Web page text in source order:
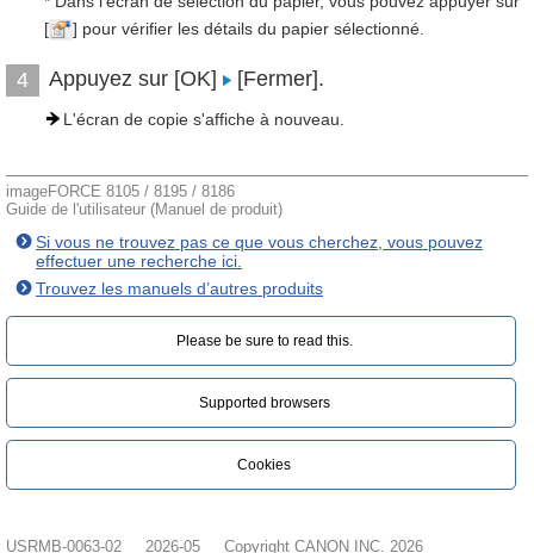
[
] pour vérifier les détails du papier sélectionné.
4 Appuyez sur [OK] [Fermer].
L'écran de copie s'affiche à nouveau.
imageFORCE 8105 / 8195 / 8186
Guide de l'utilisateur (Manuel de produit)
Si vous ne trouvez pas ce que vous cherchez, vous pouvez
effectuer une recherche ici.
Trouvez les manuels d’autres produits
Please be sure to read this.‎
Supported browsers
Cookies
USRMB-0063-02 2026-05 Copyright CANON INC. 2026